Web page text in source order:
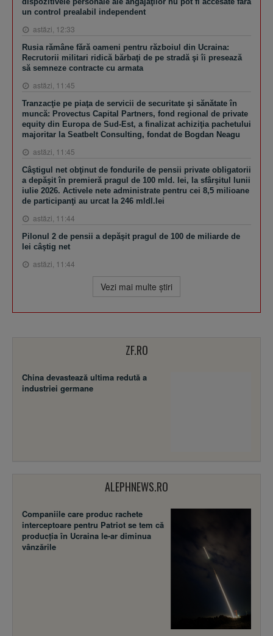
un control prealabil independent
astăzi, 12:33
Rusia rămâne fără oameni pentru războiul din Ucraina:
Recrutorii militari ridică bărbaţi de pe stradă şi îi presează
să semneze contracte cu armata
astăzi, 11:45
Tranzacţie pe piaţa de servicii de securitate şi sănătate în
muncă: Provectus Capital Partners, fond regional de private
equity din Europa de Sud-Est, a finalizat achiziţia pachetului
majoritar la Seatbelt Consulting, fondat de Bogdan Neagu
astăzi, 11:45
Câştigul net obţinut de fondurile de pensii private obligatorii
a depăşit în premieră pragul de 100 mld. lei, la sfârşitul lunii
iulie 2026. Activele nete administrate pentru cei 8,5 milioane
de participanţi au urcat la 246 mldl.lei
astăzi, 11:44
Pilonul 2 de pensii a depăşit pragul de 100 de miliarde de
lei câştig net
astăzi, 11:44
Vezi mai multe ştiri
ZF.RO
China devastează ultima redută a
industriei germane
ALEPHNEWS.RO
Companiile care produc rachete
interceptoare pentru Patriot se tem că
producția în Ucraina le-ar diminua
vânzările